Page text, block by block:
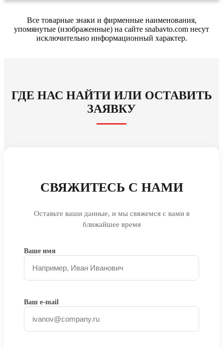
Все товарные знаки и фирменные наименования,
упомянутые (изображенные) на сайте snabavto.com несут
исключительно информационный характер.
ГДЕ НАС НАЙТИ ИЛИ ОСТАВИТЬ
ЗАЯВКУ
СВЯЖИТЕСЬ С НАМИ
Оставьте ваши данные, и мы свяжемся с вами в
ближайшее время
Ваше имя
Ваш e-mail